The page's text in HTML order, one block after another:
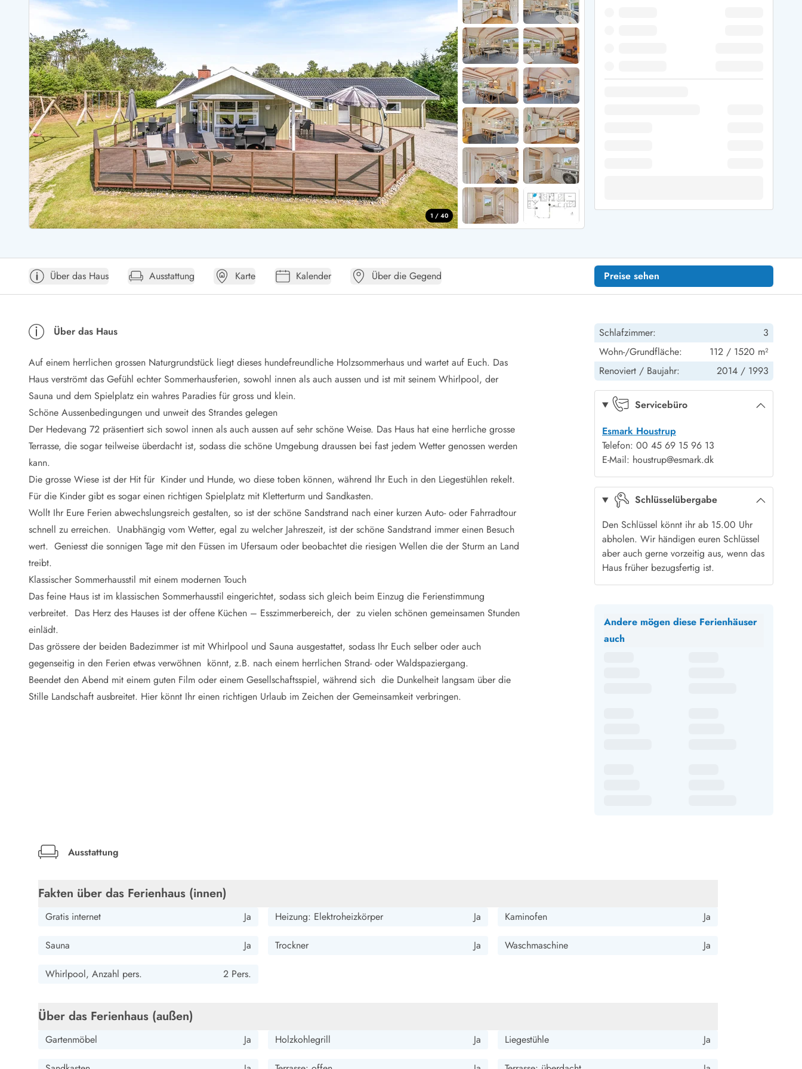
Ferienhäuser mit Whirlpool
Ferienhäuser mit Freitagswechsel
Ferienhäuser mit Samstagswechsel
Ferienhaus für 2 Personen
Ferienhaus für 4 Personen
Ferienhäuser im Winter
Ferienhäuser über Weihnachten
Ferienhäuser über Silvester
Ferienhäuser BjerregardFerienhäuser Blavand Ferienhäuser Hvide Sande
Ferienhäuser Sondervig
Ferienhäuser Argab
Ferienhäuser in Arrild
Ferienhäuser Bjerregard
Ferienhäuser Blavand
Ferienhäuser Bork Havn
Ferienhäuser Fjand
Ferienhäuser Fanö
Ferienhäuser Graerup Strand
Ferienhäuser Haurvig
Ferienhäuser Henne Strand
Ferienhäuser Ho
Ferienhäuser Houstrup
Ferienhäuser Houvig
Ferienhäuser auf Holmsland Klit
Ferienhäuser in Holmsland
Ferienhäuser Hvide Sande
Ferienhäuser Jegum
Ferienhäuser Klegod
Ferienhäuser Lodbjerg Hede
Ferienhäuser Nr. Lyngvig
Ferienhäuser in Nymindegab
Ferienhäuser Römö
Ferienhäuser am Ringköbing Fjord
Ferienhäuser Sondervig
Ferienhäuser Skodbjerge
Ferienhäuser in Thorsminde
Ferienhäuser Vederso Klit
Ferienhäuser Vejers Strand
Ferienhäuser Vester Husby
Öffnungszeiten
Anreise
Ferienhaus ABC
Häufige Fragen zur Buchung
Verleihservice
Reisescheckliste
Endreinigung
Gutschein
Frühbucher
Mietbedingungen
Reiseführer Dänemark
Tipps für Urlaub in Dänemark
Wetter in Dänemark
Saisonzeiten
Badesicherheit im Meer
Naturschutz
Webcam Dänemark
Ferienhauskatalog
Fotowettbewerb
Vorteile bei uns
Reisecurity
Esmark KidsVIP
Esmark VIP - Partnervorteile und Rabatte
Preisgarantie
Keine Kaution
Gästebewertungen
Urlaub am Strand
Indoorspielländer in Dänemark
Freizeitparks in Dänemark
Angeln in Dänemark
Bowling in Dänemark
Minigolf spielen in Dänemark
Golfen in Dänemark
Fitnesscenter in Dänemark
Fahrradfahren in Dänemark
1 / 40
Über das Haus Ausstattung Karte Kalender Über die Gegend Preise sehen
Über das Haus
Auf einem herrlichen grossen Naturgrundstück liegt dieses hundefreundliche Holzsommerhaus und wartet auf Euch. Das
Haus verströmt das Gefühl echter Sommerhausferien, sowohl innen als auch aussen und ist mit seinem Whirlpool, der
Sauna und dem Spielplatz ein wahres Paradies für gross und klein.
Schöne Aussenbedingungen und unweit des Strandes gelegen
Der Hedevang 72 präsentiert sich sowol innen als auch aussen auf sehr schöne Weise. Das Haus hat eine herrliche grosse
Terrasse, die sogar teilweise überdacht ist, sodass die schöne Umgebung draussen bei fast jedem Wetter genossen werden
kann.
Die grosse Wiese ist der Hit für Kinder und Hunde, wo diese toben können, während Ihr Euch in den Liegestühlen rekelt.
Für die Kinder gibt es sogar einen richtigen Spielplatz mit Kletterturm und Sandkasten.
Wollt Ihr Eure Ferien abwechslungsreich gestalten, so ist der schöne Sandstrand nach einer kurzen Auto- oder Fahrradtour
schnell zu erreichen. Unabhängig vom Wetter, egal zu welcher Jahreszeit, ist der schöne Sandstrand immer einen Besuch
wert. Geniesst die sonnigen Tage mit den Füssen im Ufersaum oder beobachtet die riesigen Wellen die der Sturm an Land
treibt.
Klassischer Sommerhausstil mit einem modernen Touch
Das feine Haus ist im klassischen Sommerhausstil eingerichtet, sodass sich gleich beim Einzug die Ferienstimmung
verbreitet. Das Herz des Hauses ist der offene Küchen – Esszimmerbereich, der zu vielen schönen gemeinsamen Stunden
einlädt.
Das grössere der beiden Badezimmer ist mit Whirlpool und Sauna ausgestattet, sodass Ihr Euch selber oder auch
gegenseitig in den Ferien etwas verwöhnen könnt, z.B. nach einem herrlichen Strand- oder Waldspaziergang.
Beendet den Abend mit einem guten Film oder einem Gesellschaftsspiel, während sich die Dunkelheit langsam über die
Stille Landschaft ausbreitet. Hier könnt Ihr einen richtigen Urlaub im Zeichen der Gemeinsamkeit verbringen.
Schlafzimmer:
3
Wohn-/Grundfläche:
112 / 1520 m²
Renoviert / Baujahr: 2014 / 1993
Servicebüro
Esmark Houstrup
Telefon: 00 45 69 15 96 13
E-Mail: houstrup@esmark.dk
Schlüsselübergabe
Den Schlüssel könnt ihr ab 15.00 Uhr
abholen. Wir händigen euren Schlüssel
aber auch gerne vorzeitig aus, wenn das
Haus früher bezugsfertig ist.
Andere mögen diese Ferienhäuser
auch
Ausstattung
Fakten über das Ferienhaus (innen)
Gratis internet Ja Heizung: Elektroheizkörper Ja Kaminofen Ja
Sauna Ja Trockner Ja Waschmaschine Ja
Whirlpool, Anzahl pers. 2 Pers.
Über das Ferienhaus (außen)
Gartenmöbel Ja Holzkohlegrill Ja Liegestühle Ja